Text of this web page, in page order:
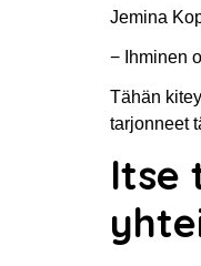
Jemina
− Ihminen
Tähän
tarjonneet
Itse